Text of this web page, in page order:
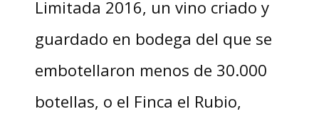
Limitada 2016, un vino criado y
guardado en bodega del que se
embotellaron menos de 30.000
botellas, o el Finca el Rubio,